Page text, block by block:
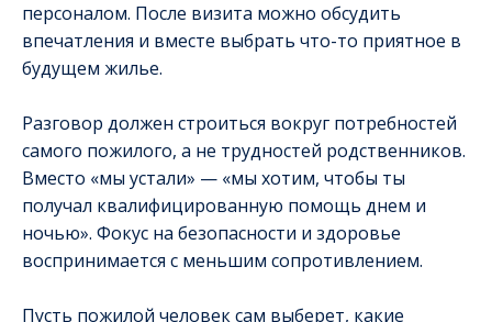
персоналом. После визита можно обсудить
впечатления и вместе выбрать что-то приятное в
будущем жилье.
Разговор должен строиться вокруг потребностей
самого пожилого, а не трудностей родственников.
Вместо «мы устали» — «мы хотим, чтобы ты
получал квалифицированную помощь днем и
ночью». Фокус на безопасности и здоровье
воспринимается с меньшим сопротивлением.
Пусть пожилой человек сам выберет, какие